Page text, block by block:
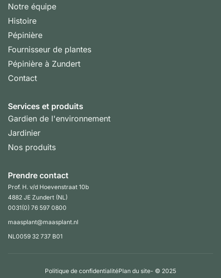
Notre équipe
Histoire
Pépinière
Fournisseur de plantes
Pépinière à Zundert
Contact
Services et produits
Gardien de l'environnement
Jardinier
Nos produits
Prendre contact
Prof. H. v/d Hoevenstraat 10b
4882 JE Zundert (NL)
0031(0) 76 597 0800
maasplant@maasplant.nl
NL0059 32 737 B01
Politique de confidentialitéPlan du site- © 2025